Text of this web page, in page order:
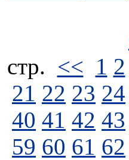
стp. << 1 2
21 22 23 24
40 41 42 43
59 60 61 62